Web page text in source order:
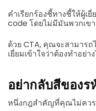
คำเรียกร้องชี้ทางชี้ให้ผู้เ
code โดยไม่มีมันพวกเข
ด้วย CTA, คุณจะสามาร
เยี่ยมเข้าใจว่าต้องทำอย่
อย่ากลับสีของร
หนึ่งกฎสำคัญที่คุณไม่ควร